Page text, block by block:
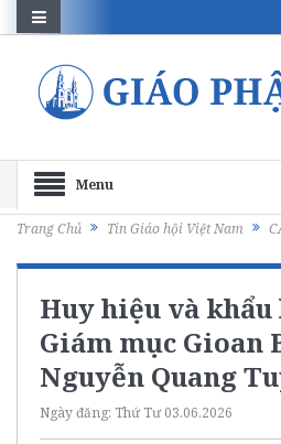
Menu
Trang Chủ Tin Giáo hội Việt Nam
Huy hiệu và
Giám mục
Nguyễn Quang
Ngày đăng: Thứ Tư 03.06.2026